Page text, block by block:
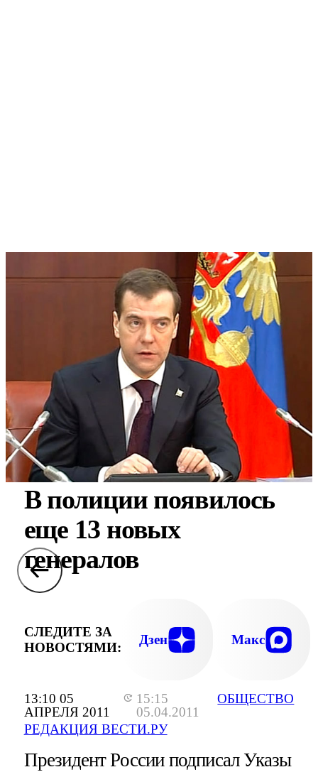
13:10 05
АПРЕЛЯ 2011
15:15
05.04.2011
РЕДАКЦИЯ ВЕСТИ.РУ
ОБЩЕСТВО
В полиции появилось
еще 13 новых
генералов
СЛЕДИТЕ ЗА
НОВОСТЯМИ:
Дзен Макс
Президент России подписал Указы